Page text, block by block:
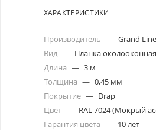
ХАРАКТЕРИСТИКИ
Производитель — Grand Line
Вид — Планка
Длина — 3 м
Толщина — 0,45 мм
Покрытие — Drap
Цвет — RAL 7024 (Мокрый
Гарантия цвета — 10 лет